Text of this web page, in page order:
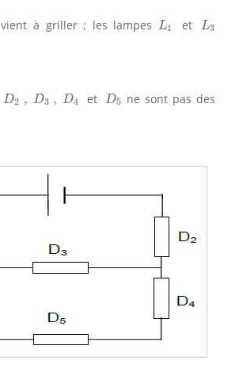
vient à griller ; les lampes L1
L et L3
L
D2 , D3 , D4
D2 3, et D5
D5
ne sont pas des